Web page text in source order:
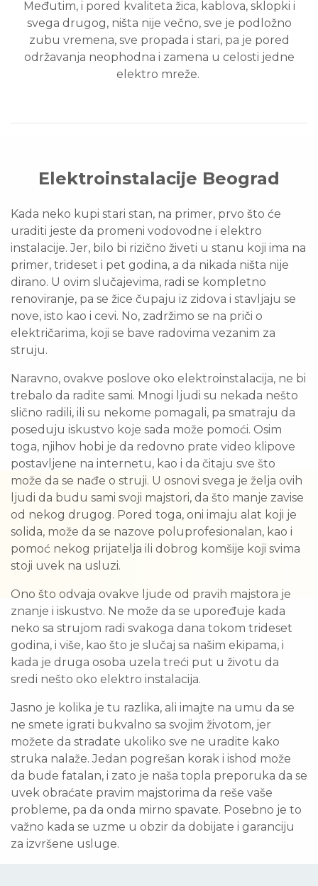
Međutim, i pored kvaliteta žica, kablova, sklopki i
svega drugog, ništa nije večno, sve je podložno
zubu vremena, sve propada i stari, pa je pored
održavanja neophodna i zamena u celosti jedne
elektro mreže.
Elektroinstalacije Beograd
Kada neko kupi stari stan, na primer, prvo što će
uraditi jeste da promeni vodovodne i elektro
instalacije. Jer, bilo bi rizično živeti u stanu koji ima na
primer, trideset i pet godina, a da nikada ništa nije
dirano. U ovim slučajevima, radi se kompletno
renoviranje, pa se žice čupaju iz zidova i stavljaju se
nove, isto kao i cevi. No, zadržimo se na priči o
električarima, koji se bave radovima vezanim za
struju.
Naravno, ovakve poslove oko elektroinstalacija, ne bi
trebalo da radite sami. Mnogi ljudi su nekada nešto
slično radili, ili su nekome pomagali, pa smatraju da
poseduju iskustvo koje sada može pomoći. Osim
toga, njihov hobi je da redovno prate video klipove
postavljene na internetu, kao i da čitaju sve što
može da se nađe o struji. U osnovi svega je želja ovih
ljudi da budu sami svoji majstori, da što manje zavise
od nekog drugog. Pored toga, oni imaju alat koji je
solida, može da se nazove poluprofesionalan, kao i
pomoć nekog prijatelja ili dobrog komšije koji svima
stoji uvek na usluzi.
Ono što odvaja ovakve ljude od pravih majstora je
znanje i iskustvo. Ne može da se upoređuje kada
neko sa strujom radi svakoga dana tokom trideset
godina, i više, kao što je slučaj sa našim ekipama, i
kada je druga osoba uzela treći put u životu da
sredi nešto oko elektro instalacija.
Jasno je kolika je tu razlika, ali imajte na umu da se
ne smete igrati bukvalno sa svojim životom, jer
možete da stradate ukoliko sve ne uradite kako
struka nalaže. Jedan pogrešan korak i ishod može
da bude fatalan, i zato je naša topla preporuka da se
uvek obraćate pravim majstorima da reše vaše
probleme, pa da onda mirno spavate. Posebno je to
važno kada se uzme u obzir da dobijate i garanciju
za izvršene usluge.